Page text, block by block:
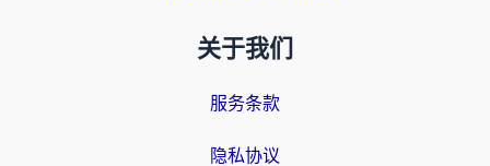
关于我们
服务条款
隐私协议